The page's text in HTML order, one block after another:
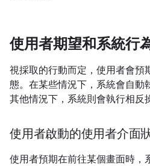
使用者期望和系統行
視採取的行動而定，使用者會預
態。在某些情況下，系統會自動
其他情況下，系統則會執行相反
使用者啟動的使用者介面
使用者預期在前往某個畫面時，